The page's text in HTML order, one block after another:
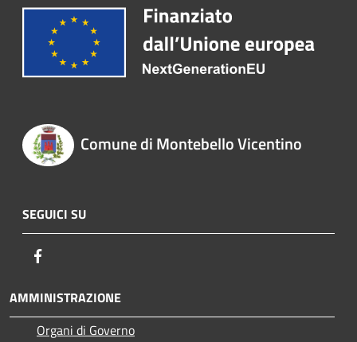
Comune di Montebello Vicentino
SEGUICI SU
AMMINISTRAZIONE
Organi di Governo